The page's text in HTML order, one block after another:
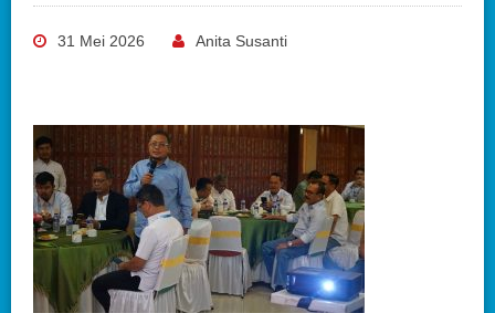
31 Mei 2026 Anita Susanti